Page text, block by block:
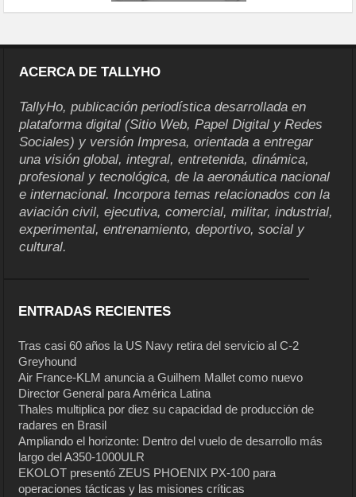
ACERCA DE TALLYHO
TallyHo, publicación periodística desarrollada en
plataforma digital (Sitio Web, Papel Digital y Redes
Sociales) y versión Impresa, orientada a entregar
una visión global, integral, entretenida, dinámica,
profesional y tecnológica, de la aeronáutica nacional
e internacional. Incorpora temas relacionados con la
aviación civil, ejecutiva, comercial, militar, industrial,
experimental, entrenamiento, deportivo, social y
cultural.
ENTRADAS RECIENTES
Tras casi 60 años la US Navy retira del servicio al C-2
Greyhound
Air France-KLM anuncia a Guilhem Mallet como nuevo
Director General para América Latina
Thales multiplica por diez su capacidad de producción de
radares en Brasil
Ampliando el horizonte: Dentro del vuelo de desarrollo más
largo del A350-1000ULR
EKOLOT presentó ZEUS PHOENIX PX-100 para
operaciones tácticas y las misiones críticas